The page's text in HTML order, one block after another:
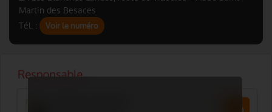
Martin des Besaces
Tél. :
Voir le numéro